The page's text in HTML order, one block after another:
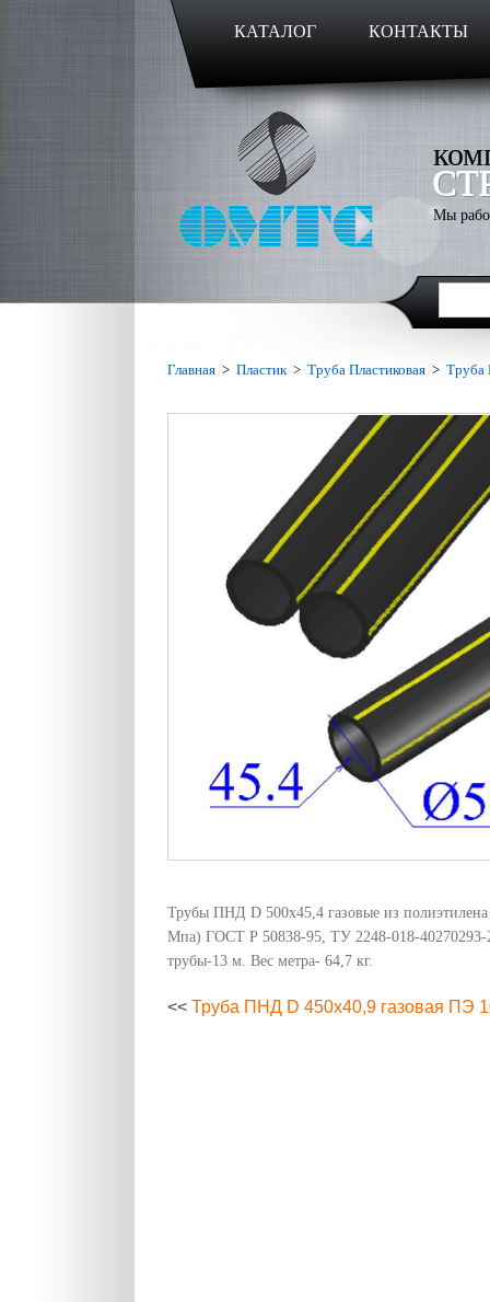
КАТАЛОГ КОНТАКТЫ
Мы
Главная > Пластик> Труба Пластиковая > Труба
Трубы ПНД D 500х45,4 газовые из
Мпа) ГОСТ Р 50838-95, ТУ 2248-018-40270293-
трубы-13 м. Вес метра- 64,7 кг.
<< Труба ПНД D 450х40,9 газовая ПЭ